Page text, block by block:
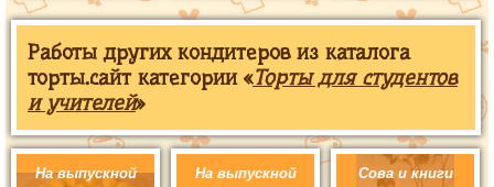
Работы других кондитеров из каталога
торты.сайт категории «Торты для студентов
и учителей»
На выпускной На выпускной Сова и книги